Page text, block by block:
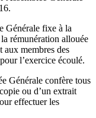
Générale fixe à la
rémunération allouée
aux membres des
l’exercice écoulé.
Générale confère tous
ou d’un extrait
effectuer les